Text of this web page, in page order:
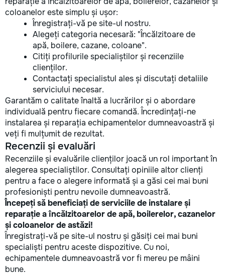
coloanelor este simplu și ușor:
Înregistrați-vă pe site-ul nostru.
Alegeți categoria necesară: "Încălzitoare de
apă, boilere, cazane, coloane".
Citiți profilurile specialiștilor și recenziile
clienților.
Contactați specialistul ales și discutați detaliile
serviciului necesar.
Garantăm o calitate înaltă a lucrărilor și o abordare
individuală pentru fiecare comandă. Încredințați-ne
instalarea și reparația echipamentelor dumneavoastră și
veți fi mulțumit de rezultat.
Recenzii și evaluări
Recenziile și evaluările clienților joacă un rol important în
alegerea specialiștilor. Consultați opiniile altor clienți
pentru a face o alegere informată și a găsi cei mai buni
profesioniști pentru nevoile dumneavoastră.
Începeți să beneficiați de serviciile de instalare și
reparație a încălzitoarelor de apă, boilerelor, cazanelor
și coloanelor de astăzi!
Înregistrați-vă pe site-ul nostru și găsiți cei mai buni
specialiști pentru aceste dispozitive. Cu noi,
echipamentele dumneavoastră vor fi mereu pe mâini
bune.